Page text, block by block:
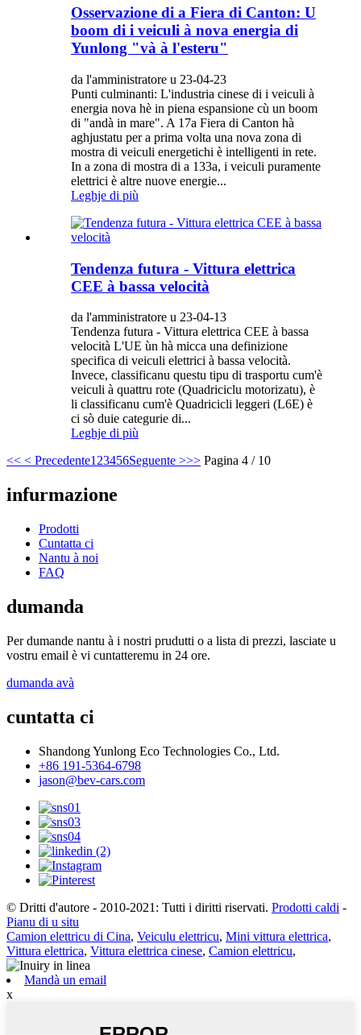
Osservazione di a Fiera di Canton: U
boom di i veiculi à nova energia di
Yunlong "và à l'esteru"
da l'amministratore u 23-04-23
Punti culminanti: L'industria cinese di i veiculi à
energia nova hè in piena espansione cù un boom
di "andà in mare". A 17a Fiera di Canton hà
aghjustatu per a prima volta una nova zona di
mostra di veiculi energetichi è intelligenti in rete.
In a zona di mostra di a 133a, i veiculi puramente
elettrici è altre nuove energie...
Leghje di più
Tendenza futura - Vittura elettrica
CEE à bassa velocità
da l'amministratore u 23-04-13
Tendenza futura - Vittura elettrica CEE à bassa
velocità L'UE ùn hà micca una definizione
specifica di veiculi elettrici à bassa velocità.
Invece, classificanu questu tipu di trasportu cum'è
veiculi à quattru rote (Quadriciclu motorizatu), è
li classificanu cum'è Quadricicli leggeri (L6E) è
ci sò duie categurie di...
Leghje di più
<< < Precedente1 23456Seguente >>> Pagina 4 / 10
infurmazione
Prodotti
Cuntatta ci
Nantu à noi
FAQ
dumanda
Per dumande nantu à i nostri prudutti o a lista di prezzi, lasciate u
vostru email è vi cuntatteremu in 24 ore.
dumanda avà
cuntatta ci
Shandong Yunlong Eco Technologies Co., Ltd.
+86 191-5364-6798
jason@bev-cars.com
© Dritti d'autore - 2010-2021: Tutti i diritti riservati. Prodotti caldi -
Pianu di u situ
Camion elettricu di Cina, Veiculu elettricu, Mini vittura elettrica,
Vittura elettrica, Vittura elettrica cinese, Camion elettricu,
Mandà un email
x